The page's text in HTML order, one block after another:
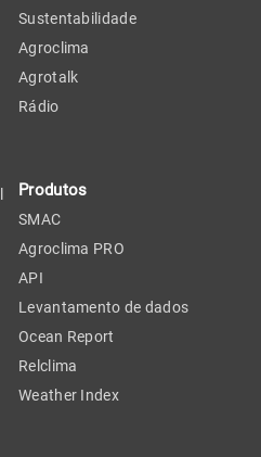
Sustentabilidade
Agroclima
Agrotalk
Rádio
Produtos
SMAC
Agroclima PRO
API
Levantamento de dados
Ocean Report
Relclima
Weather Index